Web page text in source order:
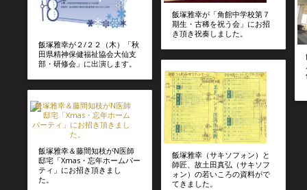
飯塚雅幸が２/２２（木）「秋
田県精神保健福祉協会大仙支
部・研修会」に出演します。
飯塚雅幸＆藤間知枝がN医師
邸宅「Xmas・忘年ホームパー
ティ」にお招き頂きまし
た。
飯塚雅幸が「角館中学校第７
期生・古稀を祝う会」にお招
き頂き祝奏しました。
飯塚雅幸（サキソフォン）と
師匠、故土田真弘（サキソフ
ォン）の若いころの資料がで
てきました。